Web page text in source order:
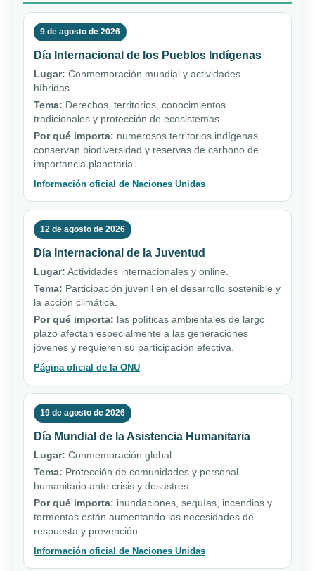
9 de agosto de 2026
Día Internacional de los Pueblos Indígenas
Lugar: Conmemoración mundial y actividades
híbridas.
Tema: Derechos, territorios, conocimientos
tradicionales y protección de ecosistemas.
Por qué importa: numerosos territorios indígenas
conservan biodiversidad y reservas de carbono de
importancia planetaria.
Información oficial de Naciones Unidas
12 de agosto de 2026
Día Internacional de la Juventud
Lugar: Actividades internacionales y online.
Tema: Participación juvenil en el desarrollo sostenible y
la acción climática.
Por qué importa: las políticas ambientales de largo
plazo afectan especialmente a las generaciones
jóvenes y requieren su participación efectiva.
Página oficial de la ONU
19 de agosto de 2026
Día Mundial de la Asistencia Humanitaria
Lugar: Conmemoración global.
Tema: Protección de comunidades y personal
humanitario ante crisis y desastres.
Por qué importa: inundaciones, sequías, incendios y
tormentas están aumentando las necesidades de
respuesta y prevención.
Información oficial de Naciones Unidas